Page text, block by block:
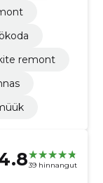
remont
39 hinnangut